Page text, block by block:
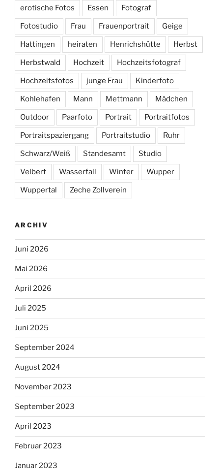
erotische Fotos Essen Fotograf
Fotostudio Frau Frauenportrait Geige
Hattingen heiraten Henrichshütte Herbst
Herbstwald Hochzeit Hochzeitsfotograf
Hochzeitsfotos junge Frau Kinderfoto
Kohlehafen Mann Mettmann Mädchen
Outdoor Paarfoto Portrait Portraitfotos
Portraitspaziergang Portraitstudio Ruhr
Schwarz/Weiß Standesamt Studio
Velbert Wasserfall Winter Wupper
Wuppertal Zeche Zollverein
ARCHIV
Juni 2026
Mai 2026
April 2026
Juli 2025
Juni 2025
September 2024
August 2024
November 2023
September 2023
April 2023
Februar 2023
Januar 2023